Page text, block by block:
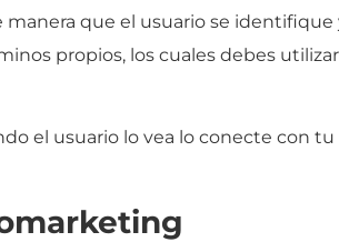
manera que el usuario se identifique
propios, los cuales debes
el usuario lo vea lo conecte con tu